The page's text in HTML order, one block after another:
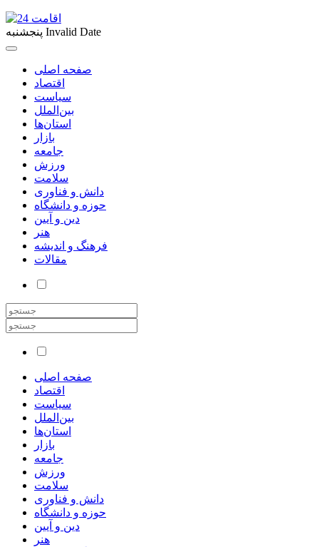
پنجشنبه Invalid Date
صفحه اصلی
اقتصاد
سیاست
بین‌الملل
استان‌ها
بازار
جامعه
ورزش
سلامت
دانش و فناوری
حوزه و دانشگاه
دین و آیین
هنر
فرهنگ و اندیشه
مقالات
صفحه اصلی
اقتصاد
سیاست
بین‌الملل
استان‌ها
بازار
جامعه
ورزش
سلامت
دانش و فناوری
حوزه و دانشگاه
دین و آیین
هنر